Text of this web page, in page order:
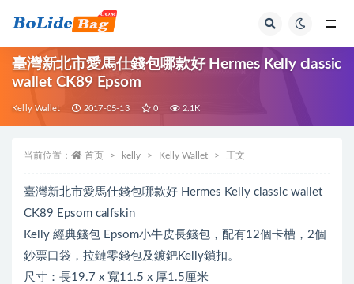
臺灣新北市愛馬仕錢包哪款好 Hermes Kelly classic
wallet CK89 Epsom
Kelly Wallet 2017-05-13 0 2.1K
当前位置： 首页 kelly Kelly Wallet 正文
臺灣新北市愛馬仕錢包哪款好 Hermes Kelly classic wallet
CK89 Epsom calfskin
Kelly 經典錢包 Epsom小牛皮長錢包，配有12個卡槽，2個
鈔票口袋，拉鏈零錢包及鍍鈀Kelly鎖扣。
尺寸：長19.7 x 寬11.5 x 厚1.5厘米